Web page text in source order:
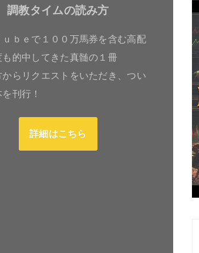
調教タイムの読み方
ｕｂｅで１００万馬券を含む高配
も的中してきた真髄の１冊
からリクエストをいただき、つい
刊行！
詳細はこちら